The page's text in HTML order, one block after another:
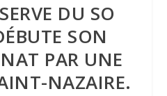
DU SO
SON
PAR UNE
NAZAIRE.